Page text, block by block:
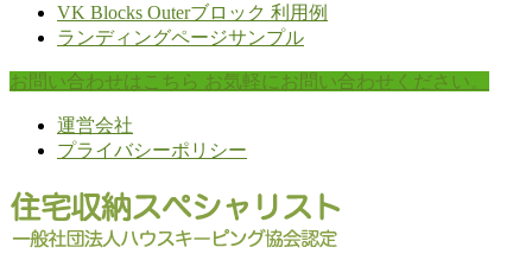
VK Blocks Outerブロック 利用例
ランディングページサンプル
お問い合わせはこちら お気軽にお問い合わせください。
運営会社
プライバシーポリシー